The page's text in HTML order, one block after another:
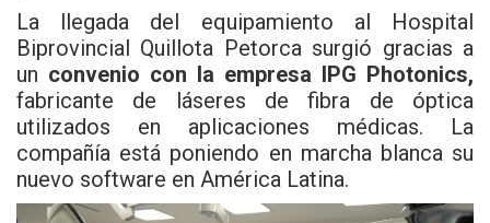
La llegada del equipamiento al Hospital
Biprovincial Quillota Petorca surgió gracias a
un convenio con la empresa IPG Photonics,
fabricante de láseres de fibra de óptica
utilizados en aplicaciones médicas. La
compañía está poniendo en marcha blanca su
nuevo software en América Latina.